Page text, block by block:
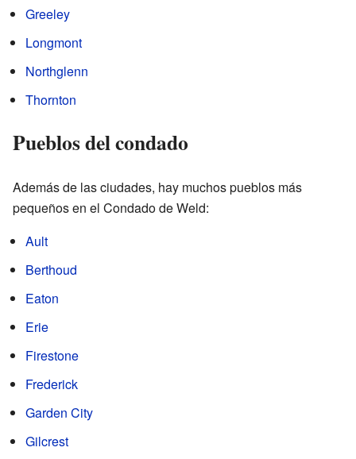
Greeley
Longmont
Northglenn
Thornton
Pueblos del condado
Además de las ciudades, hay muchos pueblos más
pequeños en el Condado de Weld:
Ault
Berthoud
Eaton
Erie
Firestone
Frederick
Garden City
Gilcrest